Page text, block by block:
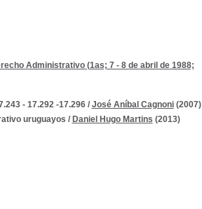
Administrativo (1as; 7 - 8 de abril de 1988;
- 17.292 -17.296/ José Aníbal Cagnoni(2007)
uruguayos / Daniel Hugo Martins (2013)